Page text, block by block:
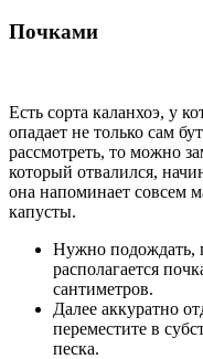
Почками
Есть сорта каланхоэ, у
опадает не только сам
рассмотреть, то можно
который отвалился,
она напоминает совсем
капусты.
Нужно подождать,
располагается
сантиметров.
Далее аккуратно
переместите в
песка.